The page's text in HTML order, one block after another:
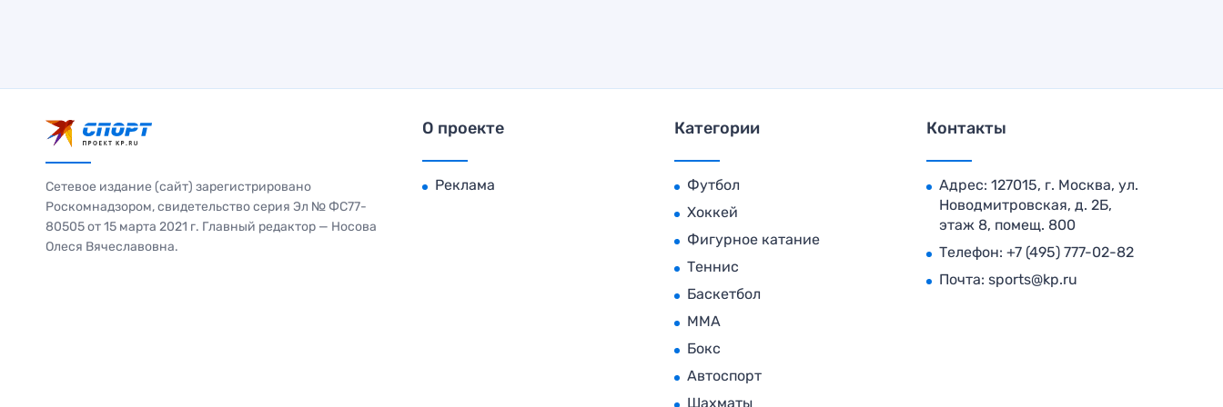
Сетевое издание (сайт) зарегистрировано
Роскомнадзором, свидетельство серия Эл № ФС77-
80505 от 15 марта 2021 г. Главный редактор — Носова
Олеся Вячеславовна.
О проекте
Реклама
Категории
Футбол
Хоккей
Фигурное катание
Теннис
Баскетбол
MMA
Бокс
Автоспорт
Шахматы
Контакты
Адрес: 127015, г. Москва, ул.
Новодмитровская, д. 2Б,
этаж 8, помещ. 800
Телефон: +7 (495) 777-02-82
Почта: sports@kp.ru